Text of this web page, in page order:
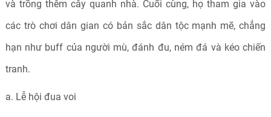
và trồng thêm cây quanh nhà. Cuối cùng, họ tham gia vào
các trò chơi dân gian có bản sắc dân tộc mạnh mẽ, chẳng
hạn như buff của người mù, đánh đu, ném đá và kéo chiến
tranh.
a. Lễ hội đua voi